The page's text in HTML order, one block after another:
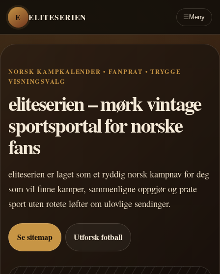
E ELITESERIEN ☰ Meny
NORSK KAMPKALENDER • FANPRAT • TRYGGE
VISNINGSVALG
eliteserien – mørk vintage
sportsportal for norske
fans
eliteserien er laget som et ryddig norsk kampnav for deg
som vil finne kamper, sammenligne oppgjør og prate
sport uten rotete løfter om ulovlige sendinger.
Se sitemap Utforsk fotball